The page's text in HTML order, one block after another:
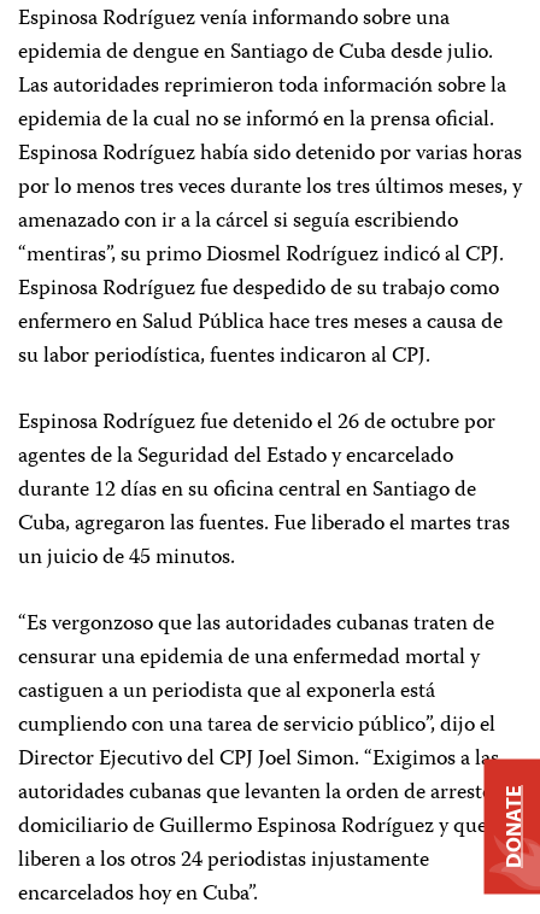
Espinosa Rodríguez venía informando sobre una
epidemia de dengue en Santiago de Cuba desde julio.
Las autoridades reprimieron toda información sobre la
epidemia de la cual no se informó en la prensa oficial.
Espinosa Rodríguez había sido detenido por varias horas
por lo menos tres veces durante los tres últimos meses, y
amenazado con ir a la cárcel si seguía escribiendo
“mentiras”, su primo Diosmel Rodríguez indicó al CPJ.
Espinosa Rodríguez fue despedido de su trabajo como
enfermero en Salud Pública hace tres meses a causa de
su labor periodística, fuentes indicaron al CPJ.
Espinosa Rodríguez fue detenido el 26 de octubre por
agentes de la Seguridad del Estado y encarcelado
durante 12 días en su oficina central en Santiago de
Cuba, agregaron las fuentes. Fue liberado el martes tras
un juicio de 45 minutos.
“Es vergonzoso que las autoridades cubanas traten de
censurar una epidemia de una enfermedad mortal y
castiguen a un periodista que al exponerla está
cumpliendo con una tarea de servicio público”, dijo el
Director Ejecutivo del CPJ Joel Simon. “Exigimos a las
autoridades cubanas que levanten la orden de arresto
domiciliario de Guillermo Espinosa Rodríguez y que
liberen a los otros 24 periodistas injustamente
encarcelados hoy en Cuba”.
DONATE